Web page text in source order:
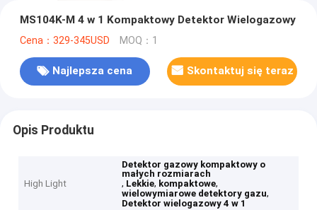
MS104K-M 4 w 1 Kompaktowy Detektor Wielogazowy
Cena：329-345USD MOQ：1
Najlepsza cena Skontaktuj się teraz
Opis Produktu
High Light
Detektor gazowy kompaktowy o
małych rozmiarach
, Lekkie, kompaktowe,
wielowymiarowe detektory gazu,
Detektor wielogazowy 4 w 1